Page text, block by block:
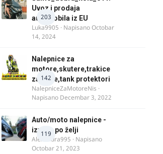
203
Uvoz i prodaja
automobila iz EU
Luka9905 · NapisanoOctobar
14, 2024
142
Nalepnice za
motore,skutere,trakice
za felne,tank protektori
NalepniceZaMotoreNis ·
Napisano Decembar 3, 2022
119
Auto/moto nalepnice -
izrada po želji
Alexandra995 · Napisano
Octobar 21, 2023